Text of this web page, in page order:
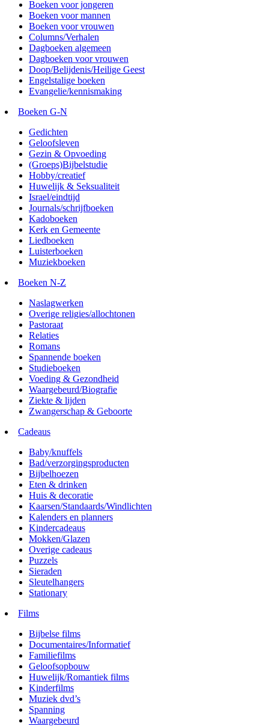
Boeken voor jongeren
Boeken voor mannen
Boeken voor vrouwen
Columns/Verhalen
Dagboeken algemeen
Dagboeken voor vrouwen
Doop/Belijdenis/Heilige Geest
Engelstalige boeken
Evangelie/kennismaking
Boeken G-N
Gedichten
Geloofsleven
Gezin & Opvoeding
(Groeps)Bijbelstudie
Hobby/creatief
Huwelijk & Seksualiteit
Israel/eindtijd
Journals/schrijfboeken
Kadoboeken
Kerk en Gemeente
Liedboeken
Luisterboeken
Muziekboeken
Boeken N-Z
Naslagwerken
Overige religies/allochtonen
Pastoraat
Relaties
Romans
Spannende boeken
Studieboeken
Voeding & Gezondheid
Waargebeurd/Biografie
Ziekte & lijden
Zwangerschap & Geboorte
Cadeaus
Baby/knuffels
Bad/verzorgingsproducten
Bijbelhoezen
Eten & drinken
Huis & decoratie
Kaarsen/Standaards/Windlichten
Kalenders en planners
Kindercadeaus
Mokken/Glazen
Overige cadeaus
Puzzels
Sieraden
Sleutelhangers
Stationary
Films
Bijbelse films
Documentaires/Informatief
Familiefilms
Geloofsopbouw
Huwelijk/Romantiek films
Kinderfilms
Muziek dvd’s
Spanning
Waargebeurd